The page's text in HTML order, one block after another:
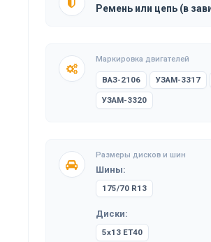
Ремень или цепь (в
Маркировка двигателей
ВАЗ-2106 УЗАМ-3317
УЗАМ-3320
Размеры дисков и шин
Шины:
175/70 R13
Диски:
5x13 ET40